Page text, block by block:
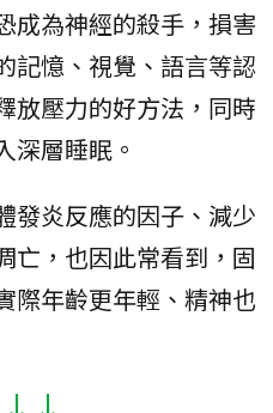
成為神經的殺手，損害
記憶、視覺、語言等認
放壓力的好方法，同時
深層睡眠。
發炎反應的因子、減少
亡，也因此常看到，固
際年齡更年輕、精神也